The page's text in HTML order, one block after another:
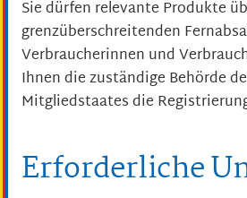
Sie dürfen relevante Produkte
grenzüberschreitenden
Verbraucherinnen und
Ihnen die zuständige Behörde
Mitgliedstaates die
Erforderliche